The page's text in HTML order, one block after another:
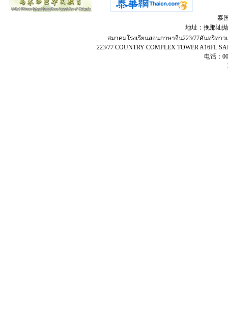
泰
地址：挽那讪
สมาคมโรงเรียนสอนภาษาจีน​223​/77​คัน​ท​รี่​ทาว
223/77 COUNTRY COMPLEX TOWER A16FL
电话：